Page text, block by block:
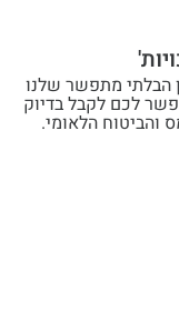
מתפשר שלנו
לקבל בדיוק
הלאומי.